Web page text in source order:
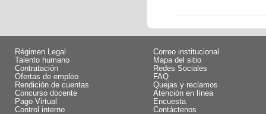
Régimen Legal
Talento humano
Contratación
Ofertas de empleo
Rendición de cuentas
Concurso docente
Pago Virtual
Control interno
Correo institucional
Mapa del sitio
Redes Sociales
FAQ
Quejas y reclamos
Atención en línea
Encuesta
Contáctenos